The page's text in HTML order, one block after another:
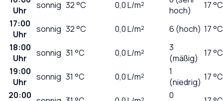
Uhr
sonnig 32°C 0,0L/m²
hoch)
17 °C
17:00
Uhr
sonnig 32°C 0,0L/m² 6 (hoch) 17 °C
18:00
Uhr
sonnig 31 °C 0,0L/m²
3
(mäßig)
17 °C
19:00
Uhr
sonnig 31 °C 0,0L/m²
1
(niedrig) 17 °C
20:00
0